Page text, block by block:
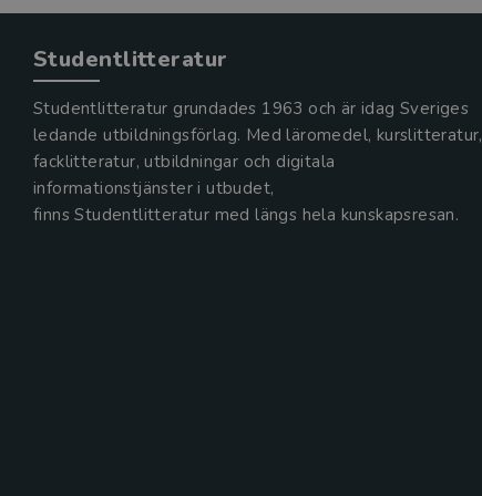
Studentlitteratur
Studentlitteratur grundades 1963 och är idag Sveriges
ledande utbildningsförlag. Med läromedel, kurslitteratur,
facklitteratur, utbildningar och digitala
informationstjänster i utbudet,
finns Studentlitteratur med längs hela kunskapsresan.